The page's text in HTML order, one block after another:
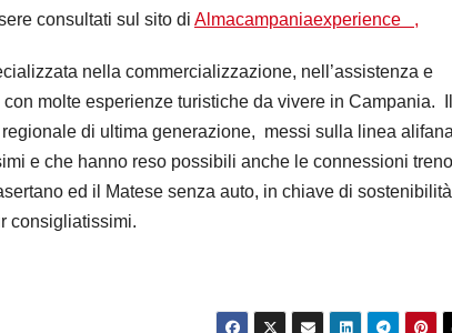
consultati sul sito di Almacampaniaexperience ,
nella commercializzazione, nell’assistenza e
molte esperienze turistiche da vivere in Campania. Il
di ultima generazione, messi sulla linea
e che hanno reso possibili anche le connessioni
ed il Matese senza auto, in chiave di sostenibilità
consigliatissimi.